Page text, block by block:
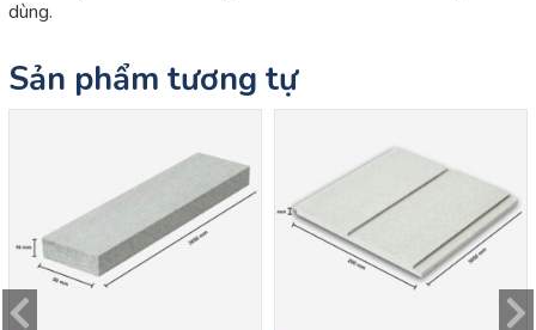
dùng.
Sản phẩm tương tự